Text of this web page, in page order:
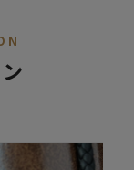
トカバー診断